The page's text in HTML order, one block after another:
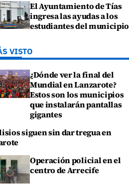
El Ayuntamiento de Tías
ingresa las ayudas a los
estudiantes del municipio
VISTO
¿Dónde ver la final del
Mundial en Lanzarote?
Estos son los municipios
que instalarán pantallas
gigantes
siguen sin dar tregua en
Operación policial en el
centro de Arrecife